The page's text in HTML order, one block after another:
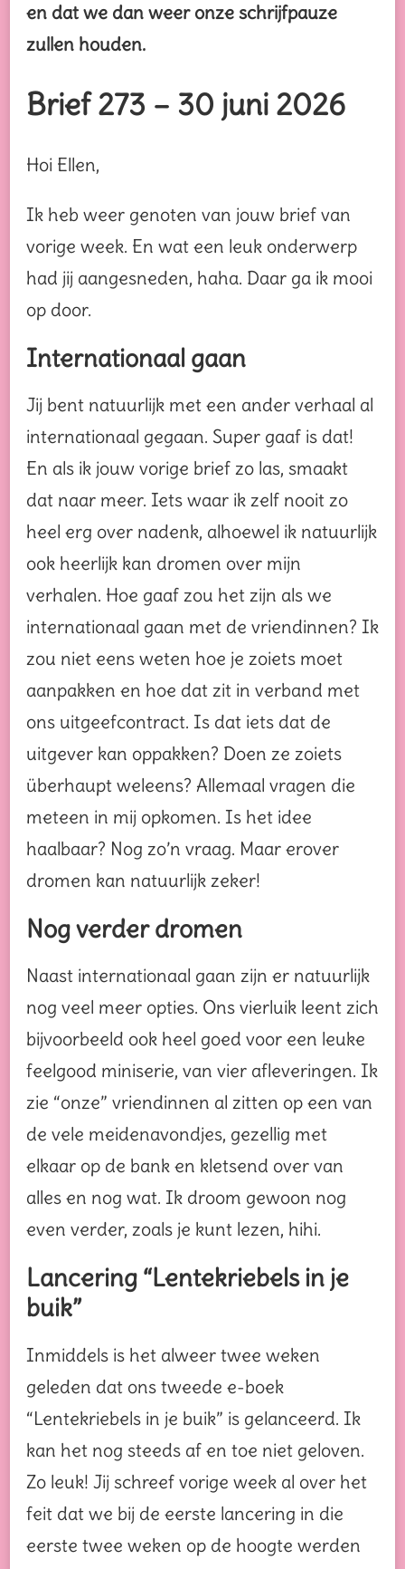
en dat we dan weer onze schrijfpauze
zullen houden.
Brief 273 – 30 juni 2026
Hoi Ellen,
Ik heb weer genoten van jouw brief van
vorige week. En wat een leuk onderwerp
had jij aangesneden, haha. Daar ga ik mooi
op door.
Internationaal gaan
Jij bent natuurlijk met een ander verhaal al
internationaal gegaan. Super gaaf is dat!
En als ik jouw vorige brief zo las, smaakt
dat naar meer. Iets waar ik zelf nooit zo
heel erg over nadenk, alhoewel ik natuurlijk
ook heerlijk kan dromen over mijn
verhalen. Hoe gaaf zou het zijn als we
internationaal gaan met de vriendinnen? Ik
zou niet eens weten hoe je zoiets moet
aanpakken en hoe dat zit in verband met
ons uitgeefcontract. Is dat iets dat de
uitgever kan oppakken? Doen ze zoiets
überhaupt weleens? Allemaal vragen die
meteen in mij opkomen. Is het idee
haalbaar? Nog zo’n vraag. Maar erover
dromen kan natuurlijk zeker!
Nog verder dromen
Naast internationaal gaan zijn er natuurlijk
nog veel meer opties. Ons vierluik leent zich
bijvoorbeeld ook heel goed voor een leuke
feelgood miniserie, van vier afleveringen. Ik
zie “onze” vriendinnen al zitten op een van
de vele meidenavondjes, gezellig met
elkaar op de bank en kletsend over van
alles en nog wat. Ik droom gewoon nog
even verder, zoals je kunt lezen, hihi.
Lancering “Lentekriebels in je
buik”
Inmiddels is het alweer twee weken
geleden dat ons tweede e-boek
“Lentekriebels in je buik” is gelanceerd. Ik
kan het nog steeds af en toe niet geloven.
Zo leuk! Jij schreef vorige week al over het
feit dat we bij de eerste lancering in die
eerste twee weken op de hoogte werden